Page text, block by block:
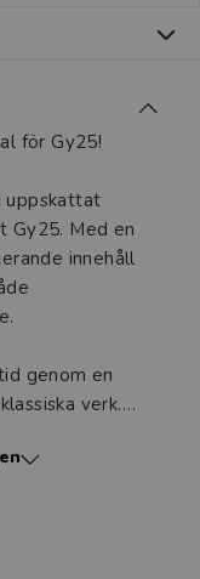
under tre
gäller
(nivå och ämne)
naturligtvis alltid
ytterligare
på gymnasium
för Gy25!
uppskattat
Gy25. Med en
innehåll
genom en
verk.
får eleverna en